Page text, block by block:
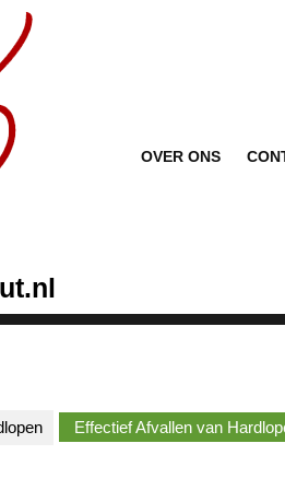
OVER ONS
Effectief Afvallen van